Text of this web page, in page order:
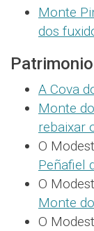
Monte
dos
A Cova
Monte
rebaixar
O
Peñafiel
O
Monte
O